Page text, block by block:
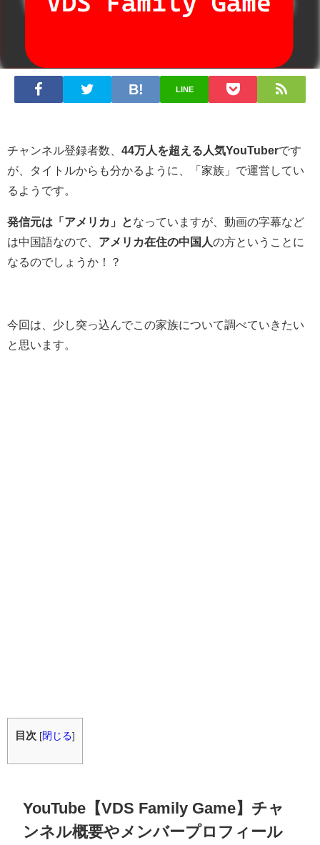
LINE
チャンネル登録者数、 44万人を超える人気YouTuberです
が、タイトルからも分かるように、「家族」で運営してい
るようです。
発信元は「アメリカ」となっていますが、動画の字幕など
は中国語なので、 アメリカ在住の中国人の方ということに
なるのでしょうか！？
今回は、少し突っ込んでこの家族について調べていきたい
と思います。
目次 [閉じる]
YouTube【VDS Family Game】チャ
ンネル概要やメンバープロフィール